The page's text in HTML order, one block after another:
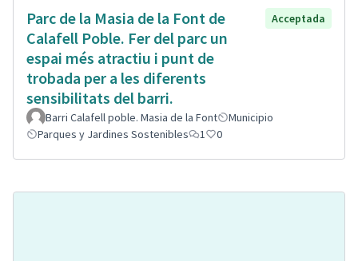
Parc de la Masia de la Font de
Calafell Poble. Fer del parc un
espai més atractiu i punt de
trobada per a les diferents
sensibilitats del barri.
Acceptada
Barri Calafell poble. Masia de la Font
Municipio
Parques y Jardines Sostenibles
1 0